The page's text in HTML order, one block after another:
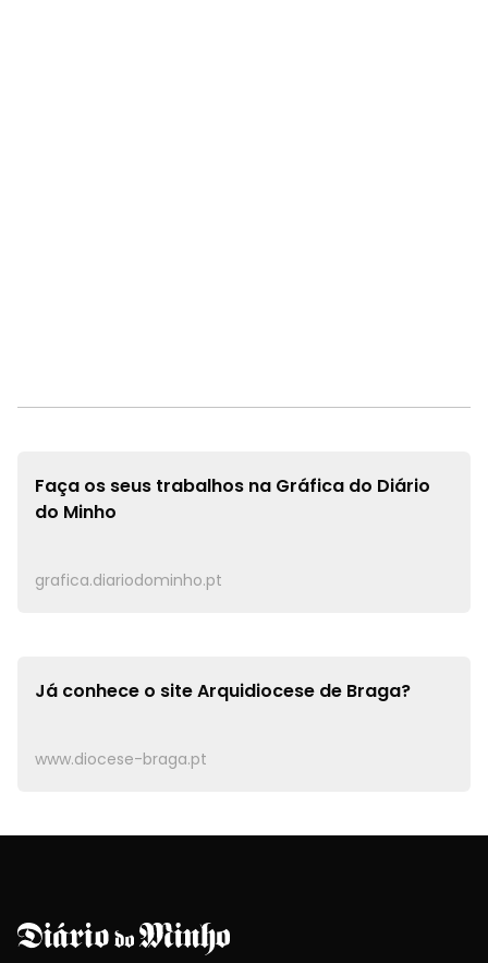
Faça os seus trabalhos na Gráfica do Diário
do Minho
grafica.diariodominho.pt
Já conhece o siteArquidiocese de Braga?
www.diocese-braga.pt